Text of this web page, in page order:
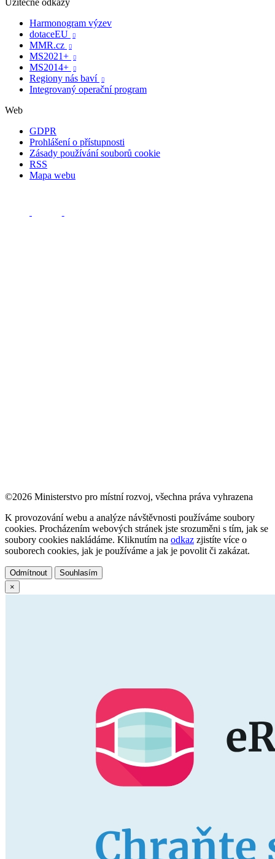
Užitečné odkazy
Harmonogram výzev
dotaceEU

MMR.cz 
MS2021+ 
MS2014+ 
Regiony nás baví 
Integrovaný operační program
Web
GDPR
Prohlášení o přístupnosti
Zásady používání souborů cookie
RSS
Mapa webu
©2026 Ministerstvo pro místní rozvoj, všechna práva vyhrazena
K provozování webu a analýze návštěvnosti používáme soubory
cookies. Procházením webových stránek jste srozuměni s tím, jak se
soubory cookies nakládáme. Kliknutím na odkaz zjistíte více o
souborech cookies, jak je používáme a jak je povolit či zakázat.
Odmítnout
Souhlasím
×